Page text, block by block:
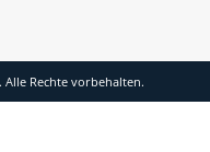
Rechte vorbehalten.